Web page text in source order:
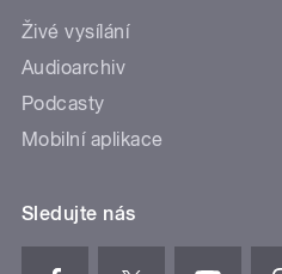
Živé vysílání
Audioarchiv
Podcasty
Mobilní aplikace
Sledujte nás